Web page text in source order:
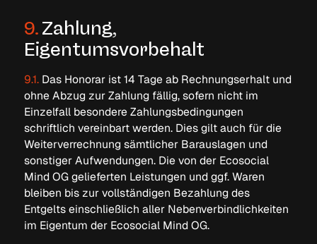
9.Zahlung,
Eigentumsvorbehalt
9.1.Das Honorar ist 14 Tage ab Rechnungserhalt und
ohne Abzug zur Zahlung fällig, sofern nicht im
Einzelfall besondere Zahlungsbedingungen
schriftlich vereinbart werden. Dies gilt auch für die
Weiterverrechnung sämtlicher Barauslagen und
sonstiger Aufwendungen. Die von der Ecosocial
Mind OG gelieferten Leistungen und ggf. Waren
bleiben bis zur vollständigen Bezahlung des
Entgelts einschließlich aller Nebenverbindlichkeiten
im Eigentum der Ecosocial Mind OG.